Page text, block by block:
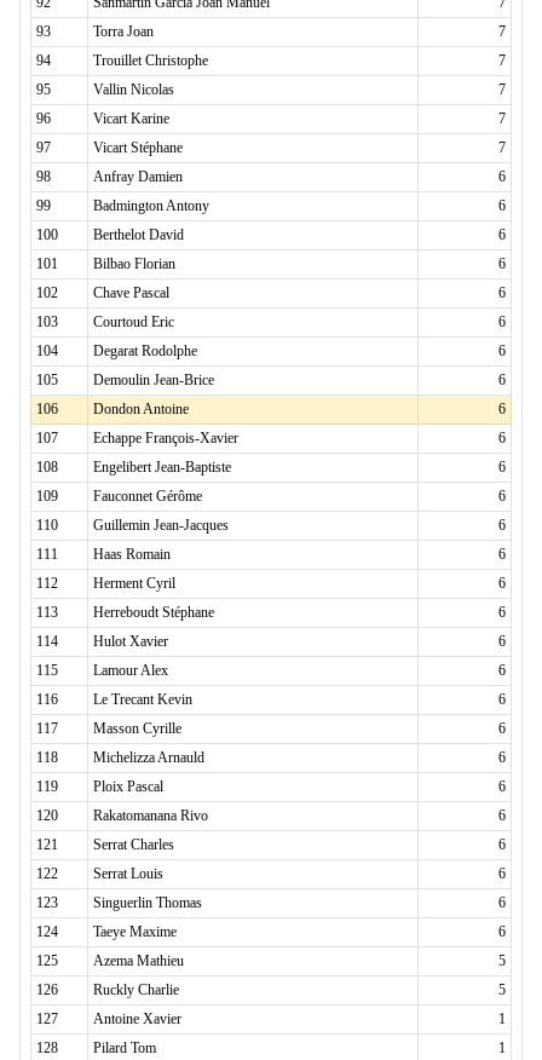
93
Torra Joan
7
94
Trouillet Christophe
7
95
Vallin Nicolas
7
96
Vicart Karine
7
97
Vicart Stéphane
7
98
Anfray Damien
6
99
Badmington Antony
6
100
Berthelot David
6
101
Bilbao Florian
6
102
Chave Pascal
6
103
Courtoud Eric
6
104
Degarat Rodolphe
6
105
Demoulin Jean-Brice
6
106
Dondon Antoine
6
107
Echappe François-Xavier
6
108
Engelibert Jean-Baptiste
6
109
Fauconnet Gérôme
6
110
Guillemin Jean-Jacques
6
111
Haas Romain
6
112
Herment Cyril
6
113
Herreboudt Stéphane
6
114
Hulot Xavier
6
115
Lamour Alex
6
116
Le Trecant Kevin
6
117
Masson Cyrille
6
118
Michelizza Arnauld
6
119
Ploix Pascal
6
120
Rakatomanana Rivo
6
121
Serrat Charles
6
122
Serrat Louis
6
123
Singuerlin Thomas
6
124
Taeye Maxime
6
125
Azema Mathieu
5
126
Ruckly Charlie
5
127
Antoine Xavier
1
128
Pilard Tom 1